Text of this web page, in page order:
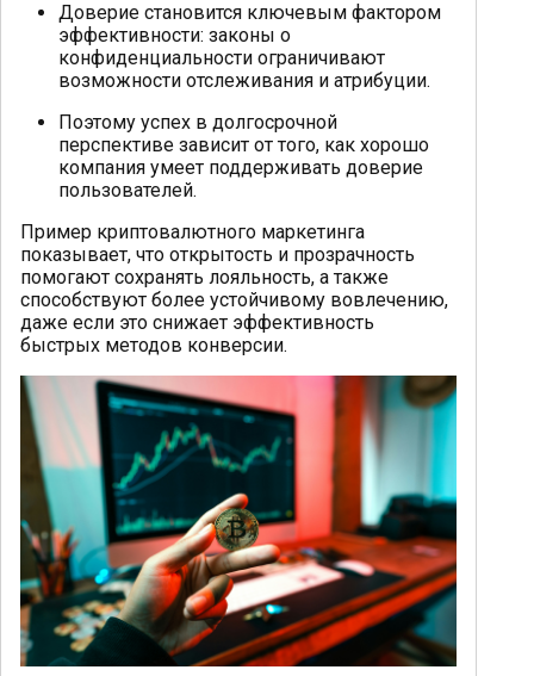
Доверие становится ключевым фактором
эффективности: законы о
конфиденциальности ограничивают
возможности отслеживания и атрибуции.
Поэтому успех в долгосрочной
перспективе зависит от того, как хорошо
компания умеет поддерживать доверие
пользователей.
Пример криптовалютного маркетинга
показывает, что открытость и прозрачность
помогают сохранять лояльность, а также
способствуют более устойчивому вовлечению,
даже если это снижает эффективность
быстрых методов конверсии.